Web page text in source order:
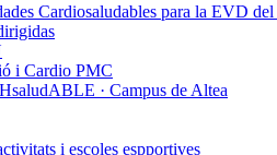
Cardiosaludables para la EVD
i Cardio PMC
· Campus de Altea
i escoles espportives